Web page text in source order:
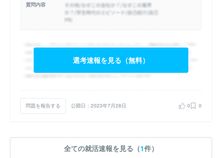
質問内容
選考速報を見る（無料）
問題を報告する 公開日：2023年7月28日 0 0
全ての就活速報を見る（1件）